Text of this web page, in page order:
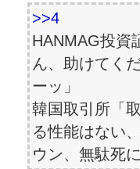
>>4
HANMAG投資
ん、助けてく
ーッ」
韓国取引所「
る性能はない
ウン、無駄死